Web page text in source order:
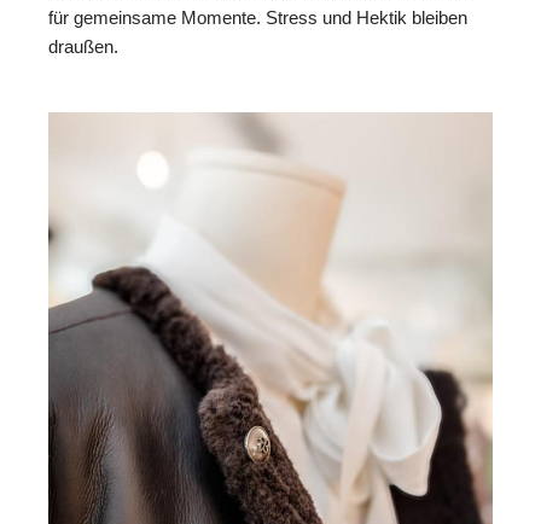
für gemeinsame Momente. Stress und Hektik bleiben
draußen.